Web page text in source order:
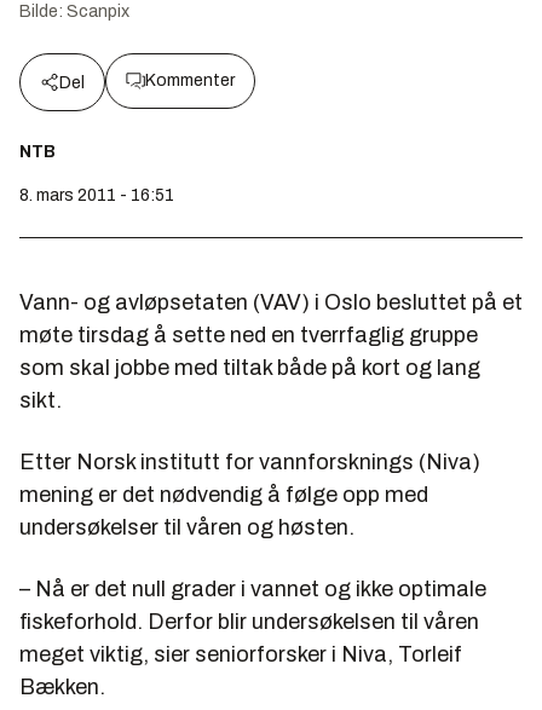
Bilde: Scanpix
Del Kommenter
NTB
8. mars 2011 - 16:51
Vann- og avløpsetaten (VAV) i Oslo besluttet på et
møte tirsdag å sette ned en tverrfaglig gruppe
som skal jobbe med tiltak både på kort og lang
sikt.
Etter Norsk institutt for vannforsknings (Niva)
mening er det nødvendig å følge opp med
undersøkelser til våren og høsten.
– Nå er det null grader i vannet og ikke optimale
fiskeforhold. Derfor blir undersøkelsen til våren
meget viktig, sier seniorforsker i Niva, Torleif
Bækken.